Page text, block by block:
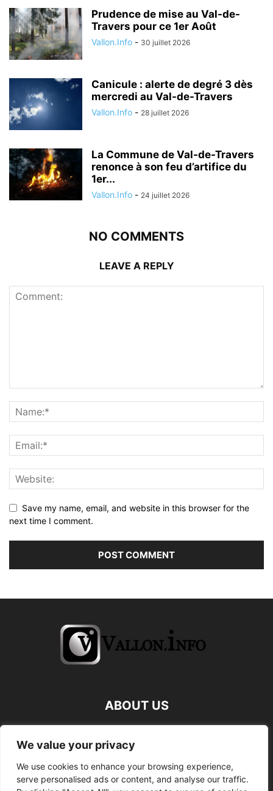
We value your privacy
We use cookies to enhance your browsing experience,
serve personalised ads or content, and analyse our traffic.
Prudence de mise au Val-de-
Travers pour ce 1er Août
Vallon.Info - 30 juillet 2026
Canicule : alerte de degré 3 dès
mercredi au Val-de-Travers
Vallon.Info - 28 juillet 2026
La Commune de Val-de-Travers
renonce à son feu d’artifice du
1er...
Vallon.Info - 24 juillet 2026
NO COMMENTS
LEAVE A REPLY
Save my name, email, and website in this browser for the
next time I comment.
ABOUT US
FOLLOW US